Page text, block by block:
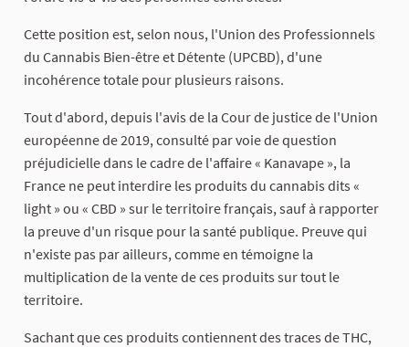
Cette position est, selon nous, l'Union des Professionnels
du Cannabis Bien-être et Détente (UPCBD), d'une
incohérence totale pour plusieurs raisons.
Tout d'abord, depuis l'avis de la Cour de justice de l'Union
européenne de 2019, consulté par voie de question
préjudicielle dans le cadre de l'affaire « Kanavape », la
France ne peut interdire les produits du cannabis dits «
light » ou « CBD » sur le territoire français, sauf à rapporter
la preuve d'un risque pour la santé publique. Preuve qui
n'existe pas par ailleurs, comme en témoigne la
multiplication de la vente de ces produits sur tout le
territoire.
Sachant que ces produits contiennent des traces de THC,